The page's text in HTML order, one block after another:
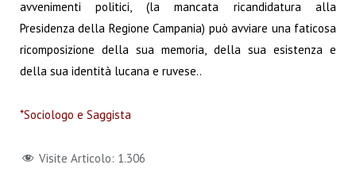
avvenimenti politici, (la mancata ricandidatura alla
Presidenza della Regione Campania) può avviare una faticosa
ricomposizione della sua memoria, della sua esistenza e
della sua identità lucana e ruvese..
*Sociologo e Saggista
Visite Articolo: 1.306